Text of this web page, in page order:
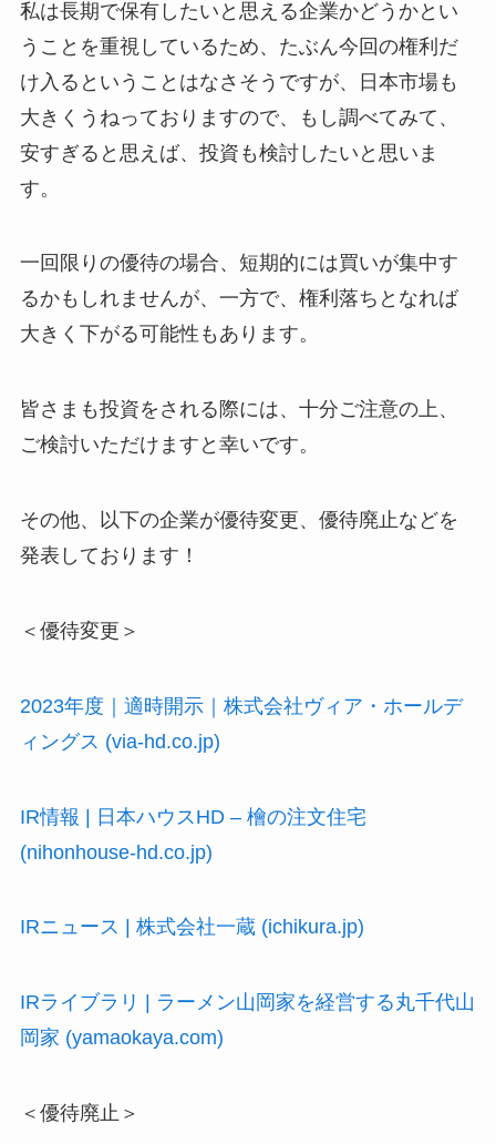
私は長期で保有したいと思える企業かどうかとい
うことを重視しているため、たぶん今回の権利だ
け入るということはなさそうですが、日本市場も
大きくうねっておりますので、もし調べてみて、
安すぎると思えば、投資も検討したいと思いま
す。
一回限りの優待の場合、短期的には買いが集中す
るかもしれませんが、一方で、権利落ちとなれば
大きく下がる可能性もあります。
皆さまも投資をされる際には、十分ご注意の上、
ご検討いただけますと幸いです。
その他、以下の企業が優待変更、優待廃止などを
発表しております！
＜優待変更＞
2023年度｜適時開示｜株式会社ヴィア・ホールデ
ィングス (via-hd.co.jp)
IR情報 | 日本ハウスHD – 檜の注文住宅
(nihonhouse-hd.co.jp)
IRニュース | 株式会社一蔵 (ichikura.jp)
IRライブラリ | ラーメン山岡家を経営する丸千代山
岡家 (yamaokaya.com)
＜優待廃止＞